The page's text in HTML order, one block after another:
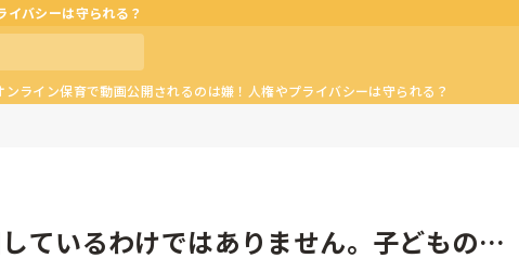
バシーは守られる？
ンライン保育で動画公開されるのは嫌！人権やプライバシーは守られる？
ているわけではありません。子どもの人